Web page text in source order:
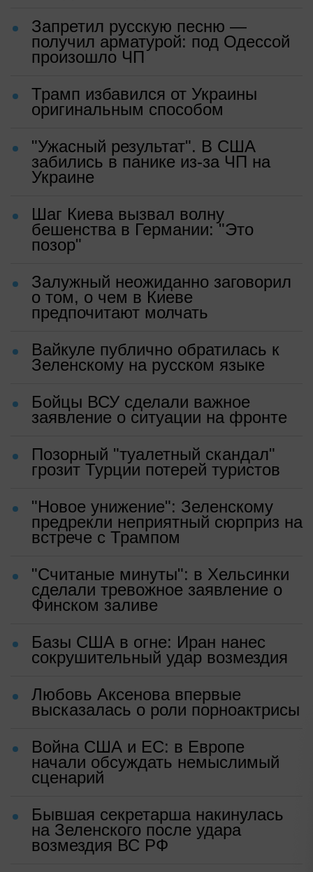
Запретил русскую песню —
получил арматурой: под Одессой
произошло ЧП
Трамп избавился от Украины
оригинальным способом
"Ужасный результат". В США
забились в панике из-за ЧП на
Украине
Шаг Киева вызвал волну
бешенства в Германии: "Это
позор"
Залужный неожиданно заговорил
о том, о чем в Киеве
предпочитают молчать
Вайкуле публично обратилась к
Зеленскому на русском языке
Бойцы ВСУ сделали важное
заявление о ситуации на фронте
Позорный "туалетный скандал"
грозит Турции потерей туристов
"Новое унижение": Зеленскому
предрекли неприятный сюрприз на
встрече с Трампом
"Считаные минуты": в Хельсинки
сделали тревожное заявление о
Финском заливе
Базы США в огне: Иран нанес
сокрушительный удар возмездия
Любовь Аксенова впервые
высказалась о роли порноактрисы
Война США и ЕС: в Европе
начали обсуждать немыслимый
сценарий
Бывшая секретарша накинулась
на Зеленского после удара
возмездия ВС РФ